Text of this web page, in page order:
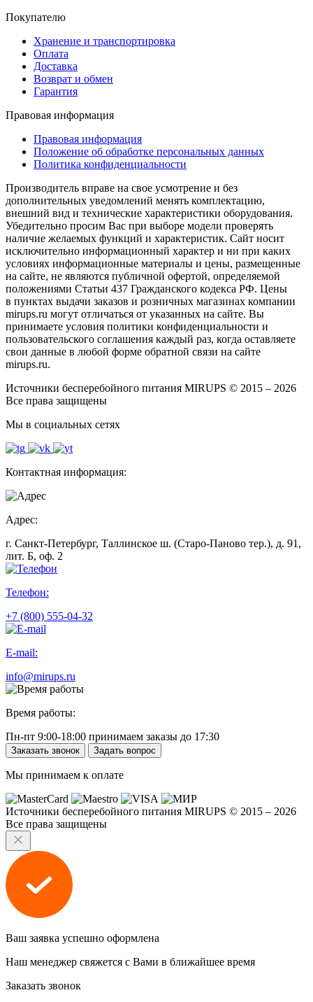
Покупателю
Хранение и транспортировка
Оплата
Доставка
Возврат и обмен
Гарантия
Правовая информация
Правовая информация
Положение об обработке персональных данных
Политика конфиденциальности
Производитель вправе на свое усмотрение и без
дополнительных уведомлений менять комплектацию,
внешний вид и технические характеристики оборудования.
Убедительно просим Вас при выборе модели проверять
наличие желаемых функций и характеристик. Сайт носит
исключительно информационный характер и ни при каких
условиях информационные материалы и цены, размещенные
на сайте, не являются публичной офертой, определяемой
положениями Статьи 437 Гражданского кодекса РФ. Цены
в пунктах выдачи заказов и розничных магазинах компании
mirups.ru могут отличаться от указанных на сайте. Вы
принимаете условия политики конфиденциальности и
пользовательского соглашения каждый раз, когда оставляете
свои данные в любой форме обратной связи на сайте
mirups.ru.
Источники бесперебойного питания MIRUPS © 2015 – 2026
Все права защищены
Мы в социальных сетях
Контактная информация:
Адрес:
г. Санкт-Петербург, Таллинское ш. (Старо-Паново тер.), д. 91,
лит. Б, оф. 2
Телефон:
+7 (800) 555-04-32
E-mail:
info@mirups.ru
Время работы:
Пн-пт 9:00-18:00 принимаем заказы до 17:30
Заказать звонок Задать вопрос
Мы принимаем к оплате
Источники бесперебойного питания MIRUPS © 2015 – 2026
Все права защищены
Ваш заявка успешно оформлена
Наш менеджер свяжется с Вами в ближайшее время
Заказать звонок